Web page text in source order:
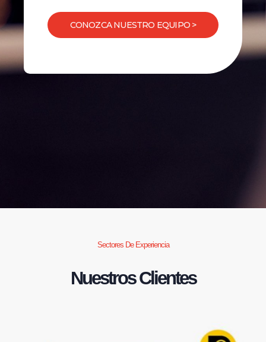
CONOZCA NUESTRO EQUIPO >
Sectores De Experiencia
Nuestros Clientes